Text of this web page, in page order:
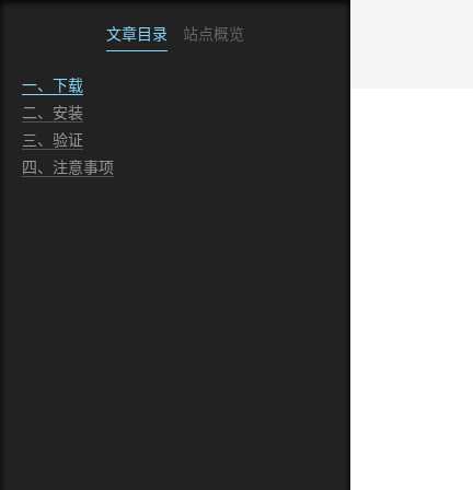
文章目录 站点概览
一、下载
二、安装
三、验证
四、注意事项